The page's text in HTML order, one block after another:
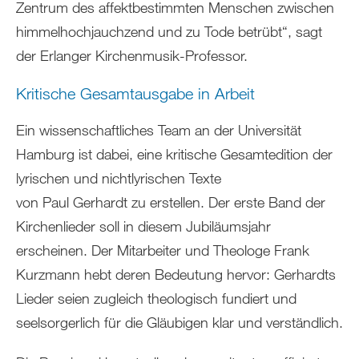
Zentrum des affektbestimmten Menschen zwischen
himmelhochjauchzend und zu Tode betrübt“, sagt
der Erlanger Kirchenmusik-Professor.
Kritische Gesamtausgabe in Arbeit
Ein wissenschaftliches Team an der Universität
Hamburg ist dabei, eine kritische Gesamtedition der
lyrischen und nichtlyrischen Texte
von Paul Gerhardt zu erstellen. Der erste Band der
Kirchenlieder soll in diesem Jubiläumsjahr
erscheinen. Der Mitarbeiter und Theologe Frank
Kurzmann hebt deren Bedeutung hervor: Gerhardts
Lieder seien zugleich theologisch fundiert und
seelsorgerlich für die Gläubigen klar und verständlich.